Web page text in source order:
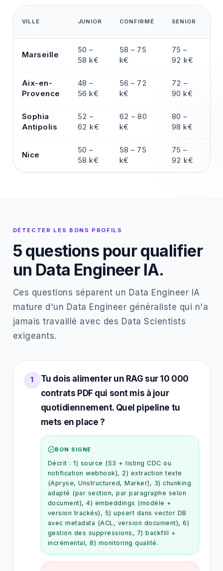
VILLE JUNIOR CONFIRMÉ SENIOR
Marseille
50 –
58 k€
58 – 75
k€
75 –
92 k€
Aix-en-
Provence
48 –
56 k€
56 – 72
k€
72 –
90 k€
Sophia
Antipolis
52 –
62 k€
62 – 80
k€
80 –
98 k€
Nice
50 –
58 k€
58 – 75
k€
75 –
92 k€
DÉTECTER LES BONS PROFILS
5 questions pour qualifier
un Data Engineer IA.
Ces questions séparent un Data Engineer IA
mature d'un Data Engineer généraliste qui n'a
jamais travaillé avec des Data Scientists
exigeants.
1
Tu dois alimenter un RAG sur 10 000
contrats PDF qui sont mis à jour
quotidiennement. Quel pipeline tu
mets en place ?
BON SIGNE
Décrit : 1) source (S3 + listing CDC ou
notification webhook), 2) extraction texte
(Apryse, Unstructured, Marker), 3) chunking
adapté (par section, par paragraphe selon
document), 4) embeddings (modèle +
version trackés), 5) upsert dans vector DB
avec metadata (ACL, version document), 6)
gestion des suppressions, 7) backfill +
incrémental, 8) monitoring qualité.